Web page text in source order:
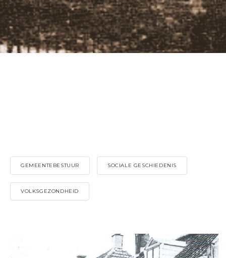
GEMEENTEBESTUUR SOCIALE GESCHIEDENIS
VOLKSGEZONDHEID